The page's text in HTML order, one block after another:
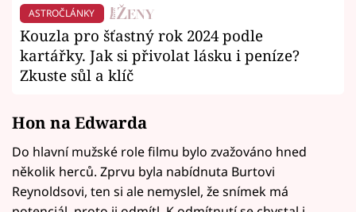
ASTROČLÁNKY
Kouzla pro šťastný rok 2024 podle
kartářky. Jak si přivolat lásku i peníze?
Zkuste sůl a klíč
Hon na Edwarda
Do hlavní mužské role filmu bylo zvažováno hned
několik herců. Zprvu byla nabídnuta Burtovi
Reynoldsovi, ten si ale nemyslel, že snímek má